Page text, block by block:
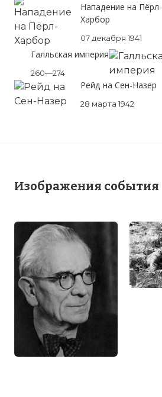
Нападение на Пёрл-
Харбор
07 декабря 1941
Галльская империя
260—274
Рейд на Сен-Назер
28 марта 1942
Изображения события